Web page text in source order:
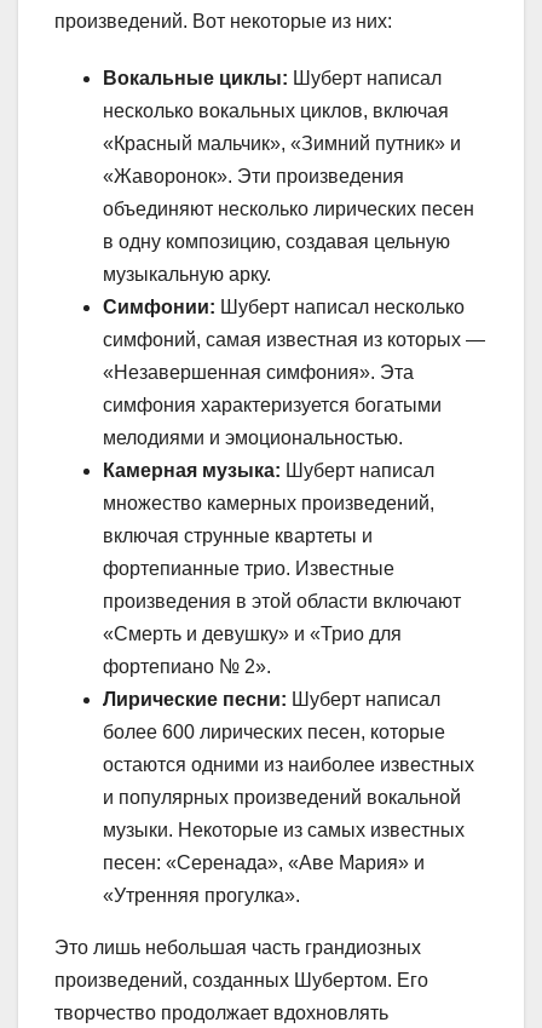
произведений. Вот некоторые из них:
Вокальные циклы: Шуберт написал
несколько вокальных циклов, включая
«Красный мальчик», «Зимний путник» и
«Жаворонок». Эти произведения
объединяют несколько лирических песен
в одну композицию, создавая цельную
музыкальную арку.
Симфонии: Шуберт написал несколько
симфоний, самая известная из которых —
«Незавершенная симфония». Эта
симфония характеризуется богатыми
мелодиями и эмоциональностью.
Камерная музыка: Шуберт написал
множество камерных произведений,
включая струнные квартеты и
фортепианные трио. Известные
произведения в этой области включают
«Смерть и девушку» и «Трио для
фортепиано № 2».
Лирические песни: Шуберт написал
более 600 лирических песен, которые
остаются одними из наиболее известных
и популярных произведений вокальной
музыки. Некоторые из самых известных
песен: «Серенада», «Аве Мария» и
«Утренняя прогулка».
Это лишь небольшая часть грандиозных
произведений, созданных Шубертом. Его
творчество продолжает вдохновлять